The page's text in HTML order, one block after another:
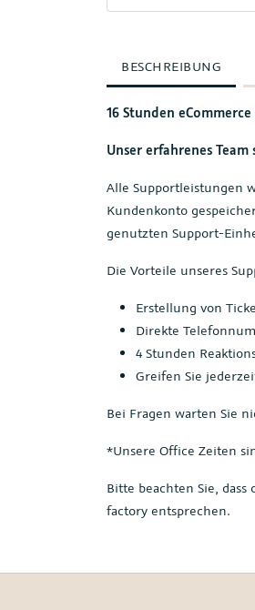
BESCHREIBUNG
16 Stunden
Unser erfahrenes
Alle Supportleistungen
Kundenkonto
genutzten Support-
Die Vorteile unseres
Erstellung von
Direkte
4 Stunden
Greifen Sie
Bei Fragen warten Sie
*Unsere Office Zeiten
Bitte beachten Sie,
factory entsprechen.